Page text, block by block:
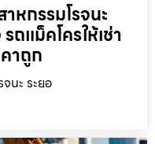
หกรรมโรจนะ
ถแม็คโครให้เช่า
าถูก
นะ ระยอ